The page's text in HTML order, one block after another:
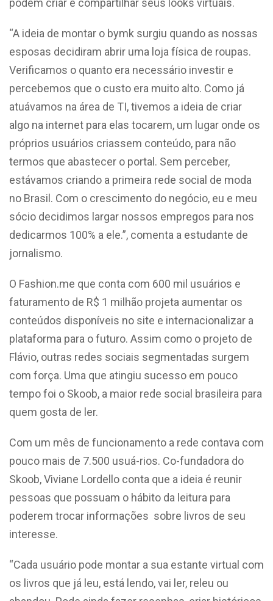
podem criar e compartilhar seus looks virtuais.
“A ideia de montar o bymk surgiu quando as nossas
esposas decidiram abrir uma loja física de roupas.
Verificamos o quanto era necessário investir e
percebemos que o custo era muito alto. Como já
atuávamos na área de TI, tivemos a ideia de criar
algo na internet para elas tocarem, um lugar onde os
próprios usuários criassem conteúdo, para não
termos que abastecer o portal. Sem perceber,
estávamos criando a primeira rede social de moda
no Brasil. Com o crescimento do negócio, eu e meu
sócio decidimos largar nossos empregos para nos
dedicarmos 100% a ele.”, comenta a estudante de
jornalismo.
O Fashion.me que conta com 600 mil usuários e
faturamento de R$ 1 milhão projeta aumentar os
conteúdos disponíveis no site e internacionalizar a
plataforma para o futuro. Assim como o projeto de
Flávio, outras redes sociais segmentadas surgem
com força. Uma que atingiu sucesso em pouco
tempo foi o Skoob, a maior rede social brasileira para
quem gosta de ler.
Com um mês de funcionamento a rede contava com
pouco mais de 7.500 usuá-rios. Co-fundadora do
Skoob, Viviane Lordello conta que a ideia é reunir
pessoas que possuam o hábito da leitura para
poderem trocar informações sobre livros de seu
interesse.
“Cada usuário pode montar a sua estante virtual com
os livros que já leu, está lendo, vai ler, releu ou